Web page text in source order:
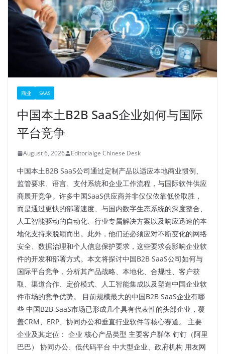
商业 SAAS
中国本土B2B SaaS企业如何与国际
平台竞争
August 6, 2026 Editorialge Chinese Desk
中国本土B2B SaaS公司通过定制产品以适应本地商业惯例、
监管要求、语言、支付系统和企业工作流程，与国际软件供应
商展开竞争。许多中国SaaS供应商并非仅仅依靠低价取胜，
而是通过更快的部署速度、与国内数字生态系统的深度整合、
人工智能驱动的自动化、行业专属解决方案以及响应迅速的本
地化支持来脱颖而出。此外，他们还必须应对不断变化的网络
安全、数据治理和个人信息保护要求，这些要求会影响企业软
件的开发和部署方式。本文将探讨中国B2B SaaS公司如何与
国际平台竞争，分析其产品战略、本地化、合规性、客户获
取、渠道合作、定价模式、人工智能集成以及塑造中国企业软
件市场的竞争优势。 目前规模最大的中国B2B SaaS企业有哪
些 中国B2B SaaS市场已形成几个具有代表性的头部企业，覆
盖CRM、ERP、协同办公和垂直行业软件等核心赛道。 主要
企业及其定位： 企业 核心产品类型 主要客户群体 钉钉（阿里
巴巴） 协同办公、低代码平台 中大型企业、政府机构 用友网